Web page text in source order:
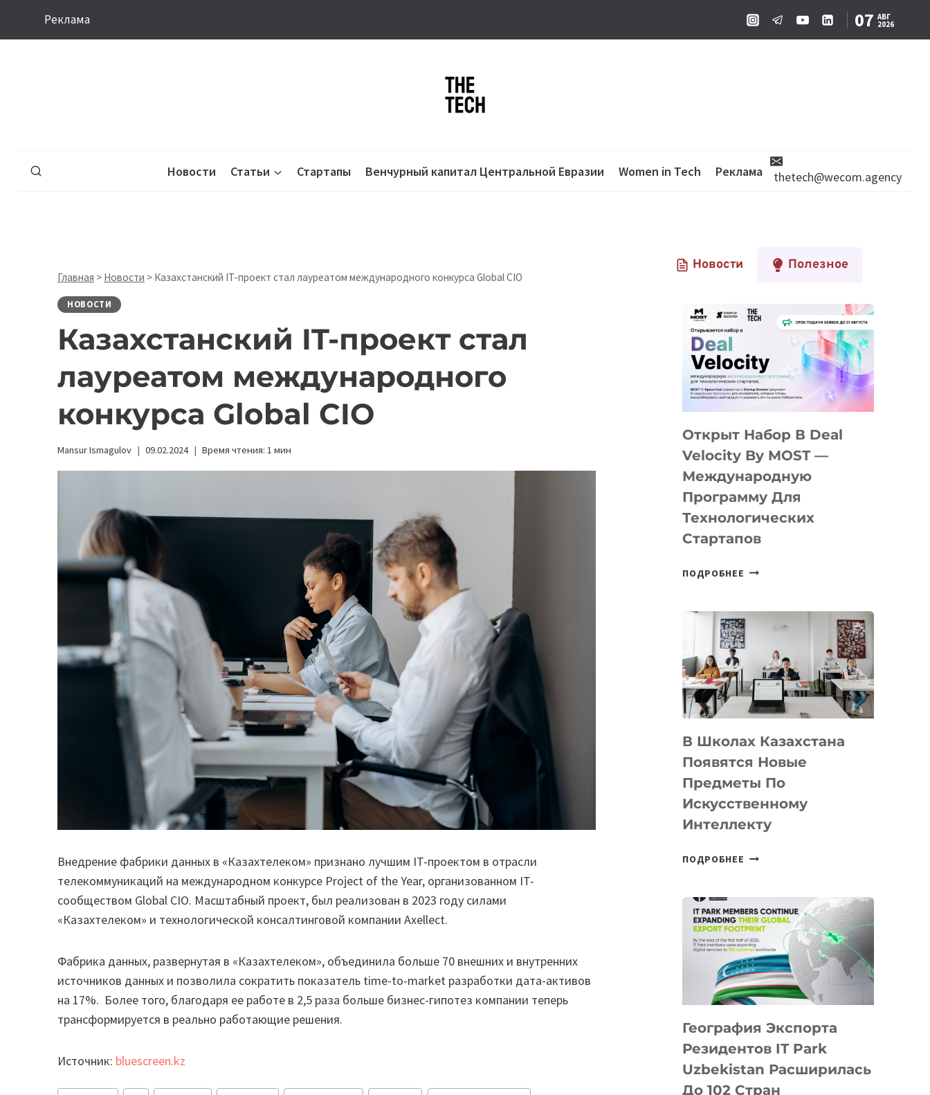
Реклама 07 АВГ
2026
Новости Статьи Стартапы Венчурный капитал Центральной Евразии Women in Tech Реклама thetech@wecom.agency
Главная > Новости > Казахстанский IT-проект стал лауреатом международного конкурса Global CIO
НОВОСТИ
Казахстанский IT-проект стал
лауреатом международного
конкурса Global CIO
Mansur Ismagulov 09.02.2024 Время чтения: 1 мин
Внедрение фабрики данных в «Казахтелеком» признано лучшим IT-проектом в отрасли
телекоммуникаций на международном конкурсе Project of the Year, организованном IT-
сообществом Global CIO. Масштабный проект, был реализован в 2023 году силами
«Казахтелеком» и технологической консалтинговой компании Axellect.
Фабрика данных, развернутая в «Казахтелеком», объединила больше 70 внешних и внутренних
источников данных и позволила сократить показатель time-to-market разработки дата-активов
на 17%. Более того, благодаря ее работе в 2,5 раза больше бизнес-гипотез компании теперь
трансформируется в реально работающие решения.
Источник: bluescreen.kz
Метки
Новости Полезное
Открыт Набор В Deal
Velocity By MOST —
Международную
Программу Для
Технологических
Стартапов
ПОДРОБНЕЕ ОТКРЫТ
DEAL
VELOCITY
MOST
—
МЕЖДУНАРОДНУЮ
ДЛЯ
ТЕХНОЛОГИЧЕСКИХ
СТАРТАПОВ
В Школах Казахстана
Появятся Новые
Предметы По
Искусственному
Интеллекту
ПОДРОБНЕЕ
ПОЯВЯТСЯ
НОВЫЕ
ПРЕДМЕТЫ
ПО
ИСКУССТВЕННОМУ
ИНТЕЛЛЕКТУ
География Экспорта
Резидентов IT Park
Uzbekistan Расширилась
До 102 Стран